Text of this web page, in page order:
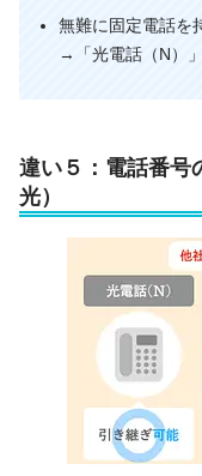
無難に固定電話を
→「光電話（N）」
違い５：電話番
光）